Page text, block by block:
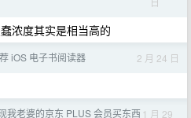
浓度其实是相当高的
iOS 电子书阅读器 2 月 24 日
我老婆的京东 PLUS 会员买东西 1 月 29